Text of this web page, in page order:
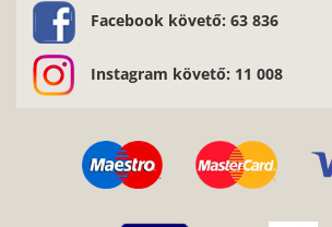
Facebook követő: 63 836
Instagram követő: 11 008